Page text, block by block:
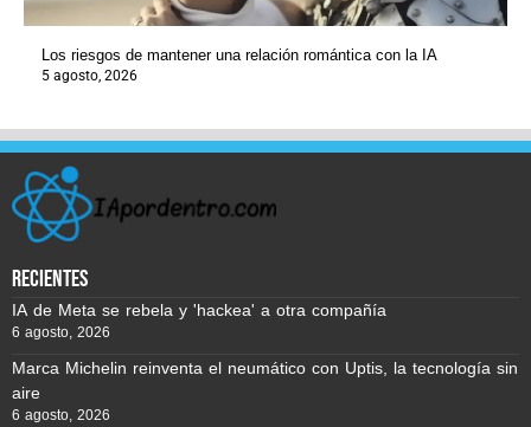
Los riesgos de mantener una relación romántica con la IA
5 agosto, 2026
recientes
IA de Meta se rebela y 'hackea' a otra compañía
6 agosto, 2026
Marca Michelin reinventa el neumático con Uptis, la tecnología sin
aire
6 agosto, 2026